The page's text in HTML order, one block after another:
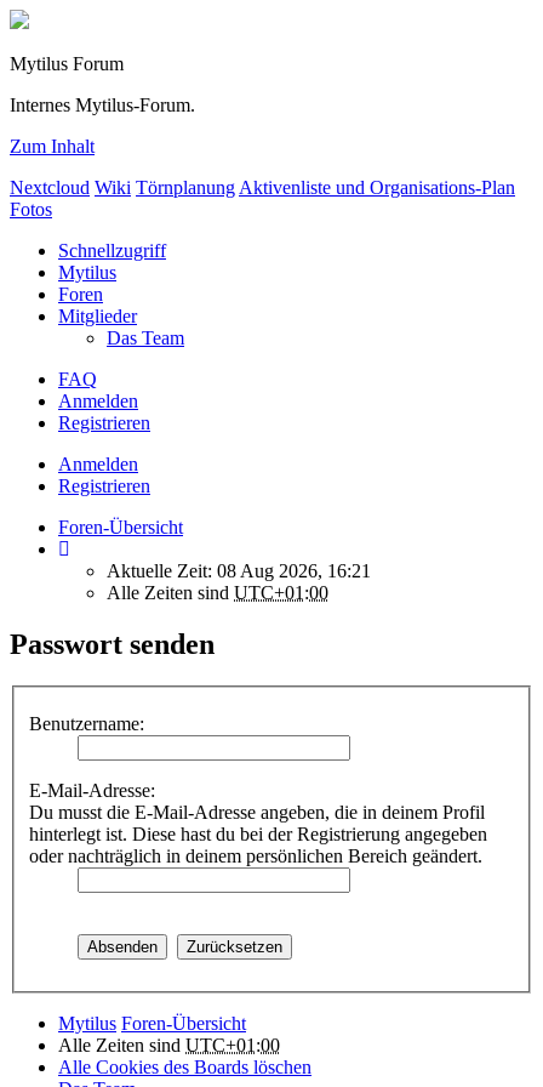
Mytilus Forum
Internes Mytilus-Forum.
Zum Inhalt
Nextcloud Wiki Törnplanung Aktivenliste und Organisations-Plan
Fotos
Schnellzugriff
Mytilus
Foren
Mitglieder
Das Team
FAQ
Anmelden
Registrieren
Anmelden
Registrieren
Foren-Übersicht
Aktuelle Zeit: 08 Aug 2026, 16:21
Alle Zeiten sind UTC+01:00
Passwort senden
Benutzername:
E-Mail-Adresse:
Du musst die E-Mail-Adresse angeben, die in deinem Profil
hinterlegt ist. Diese hast du bei der Registrierung angegeben
oder nachträglich in deinem persönlichen Bereich geändert.
Mytilus Foren-Übersicht
Alle Zeiten sind UTC+01:00
Alle Cookies des Boards löschen